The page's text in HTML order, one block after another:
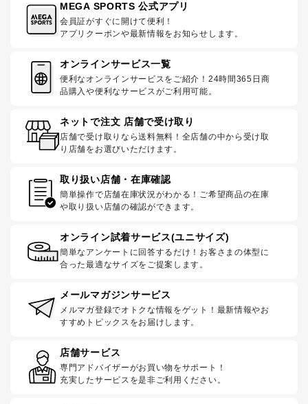
MEGA SPORTS 公式アプリ
会員証がすぐに開けて便利！
アプリクーポンや最新情報をお知らせします。
オンラインサービス一覧
便利なオンラインサービスをご紹介！24時間365日商
品購入や便利なサービスがご利用可能。
ネットで注文 店舗で受け取り
店舗で受け取りなら送料無料！全店舗の中から受け取
り店舗をお選びいただけます。
取り扱い店舗・在庫確認
簡単操作で店舗在庫状況がわかる！ご希望商品の在庫
や取り扱い店舗の確認ができます。
オンライン試着サービス(ユニサイズ)
簡単なアンケートに回答するだけ！お客さまの体型に
合った最適なサイズをご提案します。
メールマガジンサービス
メルマガ登録でオトクな情報をゲット！最新情報やお
すすめトピックスをお届けします。
店舗サービス
専門アドバイザーがお買い物をサポート！
充実したサービスを是非ご利用ください。